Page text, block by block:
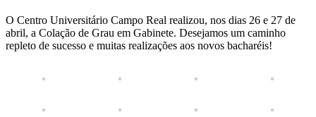
O Centro Universitário Campo Real realizou, nos dias 26 e 27 de
abril, a Colação de Grau em Gabinete. Desejamos um caminho
repleto de sucesso e muitas realizações aos novos bacharéis!